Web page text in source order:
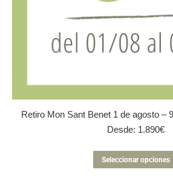
Retiro Mon Sant Benet 1 de agosto –
Desde: 1.890€
Seleccionar opciones